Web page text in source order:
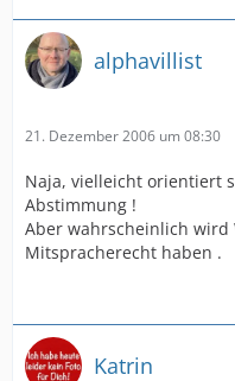
alphavillist
21. Dezember 2006 um 08:30
Naja, vielleicht orientiert
Abstimmung !
Aber wahrscheinlich wird
Mitspracherecht haben .
Katrin